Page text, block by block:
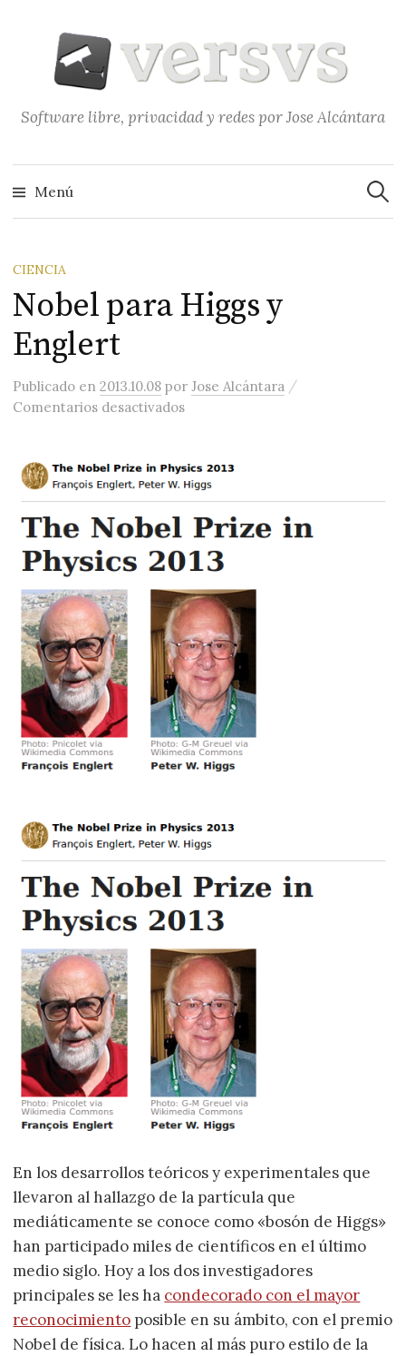
contenido
Software libre, privacidad y redes por Jose Alcántara
Menú
CIENCIA
Nobel para Higgs y
Englert
Publicado en2013.10.08 porJose Alcántara /
Comentarios desactivadosen Nobel para Higgs y Englert
En los desarrollos teóricos y experimentales que
llevaron al hallazgo de la partícula que
mediáticamente se conoce como «bosón de Higgs»
han participado miles de científicos en el último
medio siglo. Hoy a los dos investigadores
principales se les ha condecorado con el mayor
reconocimiento posible en su ámbito, con el premio
Nobel de física. Lo hacen al más puro estilo de la